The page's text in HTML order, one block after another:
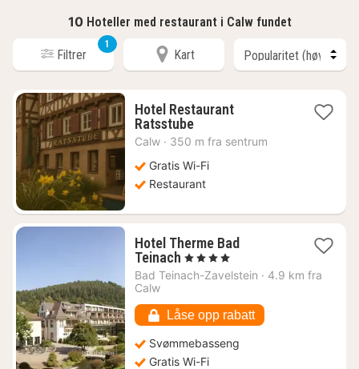
10 Hoteller med restaurant i Calw fundet
Filtrer
1
Kart
Hotel Restaurant
Ratsstube1
natt
1315
kr.
Calw · 350 m fra sentrum
Gratis Wi-Fi
Restaurant
Hotel Therme Bad
Teinach 1
natt
kr.
, 4 Stjerner
Bad Teinach-Zavelstein · 4.9 km fra
Calw
Låse opp rabatt
Svømmebasseng
Gratis Wi-Fi